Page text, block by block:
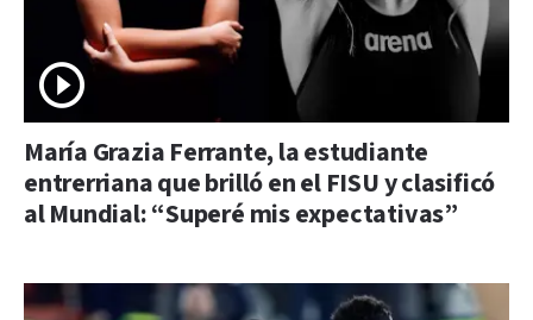
María Grazia Ferrante, la estudiante
entrerriana que brilló en el FISU y clasificó
al Mundial: “Superé mis expectativas”